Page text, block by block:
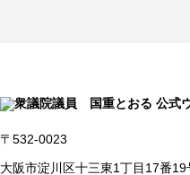
〒532-0023
大阪市淀川区十三東1丁目17番19